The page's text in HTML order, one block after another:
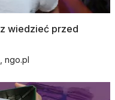
wiedzieć przed
ngo.pl